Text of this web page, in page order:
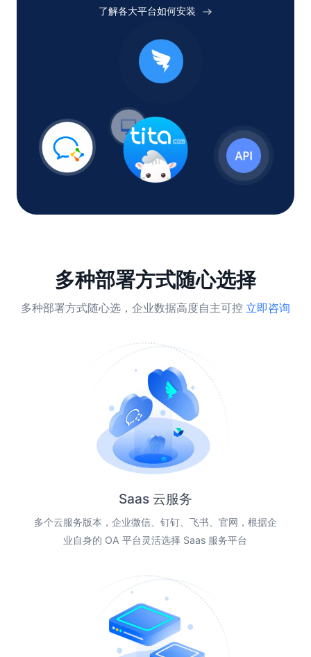
了解各大平台如何安装
多种部署方式随心选择
多种部署方式随心选，企业数据高度自主可控 立即咨询
Saas 云服务
多个云服务版本，企业微信、钉钉、飞书、官网，根据企
业自身的 OA 平台灵活选择 Saas 服务平台